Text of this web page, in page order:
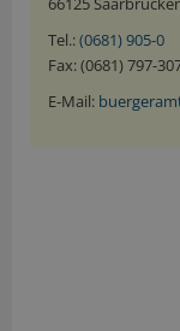
Tel.:(0681) 905-0
Fax: (0681) 797-
E-Mail: